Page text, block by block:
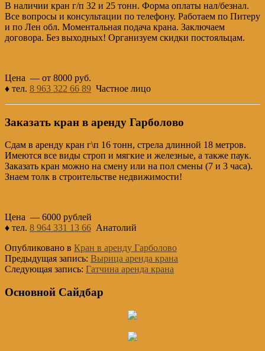
В наличии кран г/п 32 и 25 тонн. Форма оплаты нал/безнал.
Все вопросы и консультации по телефону. Работаем по Питеру
и по Лен обл. Моментальная подача крана. Заключаем
договора. Без выходных! Организуем скидки постояльцам.
Цена — от 8000 руб.
♦ тел. 8 963 322 66 89 Частное лицо
Заказать кран в аренду Гарболово
Сдам в аренду кран г\п 16 тонн, стрела длинной 18 метров.
Имеются все виды строп и мягкие и железные, а также паук.
Заказать кран можно на смену или на пол смены (7 и 3 часа).
Знаем толк в строительстве недвижимости!
Цена — 6000 рублей
♦ тел. 8 964 331 13 66 Анатолий
Опубликовано в Кран в аренду Гарболово
Предыдущая запись: Вырица аренда крана
Следующая запись: Гатчина аренда крана
Основной Сайдбар